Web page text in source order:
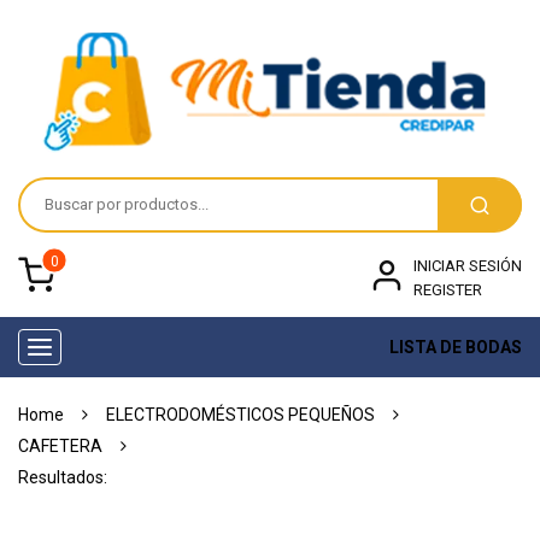
0
INICIAR SESIÓN
REGISTER
Toggle
navigation
LISTA DE BODAS
Home
ELECTRODOMÉSTICOS PEQUEÑOS
CAFETERA